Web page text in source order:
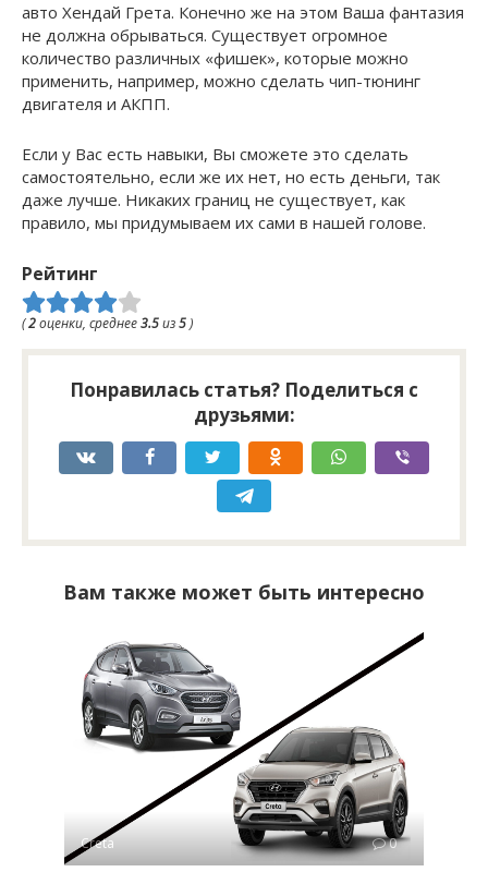
авто Хендай Грета. Конечно же на этом Ваша фантазия
не должна обрываться. Существует огромное
количество различных «фишек», которые можно
применить, например, можно сделать чип-тюнинг
двигателя и АКПП.
Если у Вас есть навыки, Вы сможете это сделать
самостоятельно, если же их нет, но есть деньги, так
даже лучше. Никаких границ не существует, как
правило, мы придумываем их сами в нашей голове.
Рейтинг
(2оценки, среднее3.5из5)
Понравилась статья? Поделиться с
друзьями:
Вам также может быть интересно
Creta 0